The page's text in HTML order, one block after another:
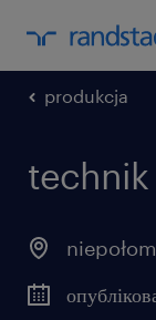
produkcja
technik